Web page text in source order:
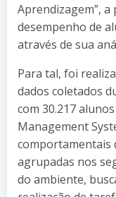
Aprendizagem”,
desempenho de
através de sua
Para tal, foi
dados coletados
com 30.217
Management
comportamentais
agrupadas nos
do ambiente,